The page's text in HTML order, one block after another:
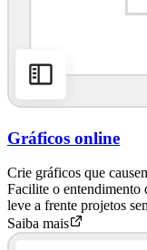
Gráficos online
Crie gráficos que
Facilite o entendimento
leve a frente projetos
Saiba mais